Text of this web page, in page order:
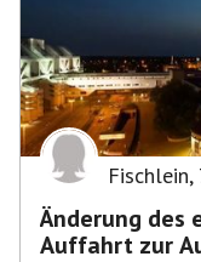
Fischlein,
Änderung des
Auffahrt zur